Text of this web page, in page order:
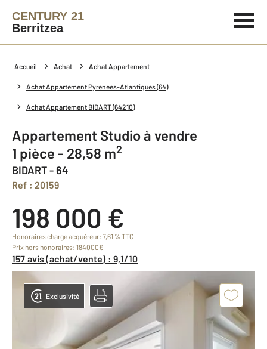
CENTURY 21
Berritzea
Accueil Achat Achat Appartement
Achat Appartement Pyrenees-Atlantiques (64)
Achat Appartement BIDART (64210)
Appartement Studio à vendre
1 pièce - 28,58 m2
BIDART - 64
Ref : 20159
198 000 €
Honoraires charge acquéreur: 7,61 % TTC
Prix hors honoraires: 184000€
157 avis (achat/vente) : 9,1/10
Exclusivité